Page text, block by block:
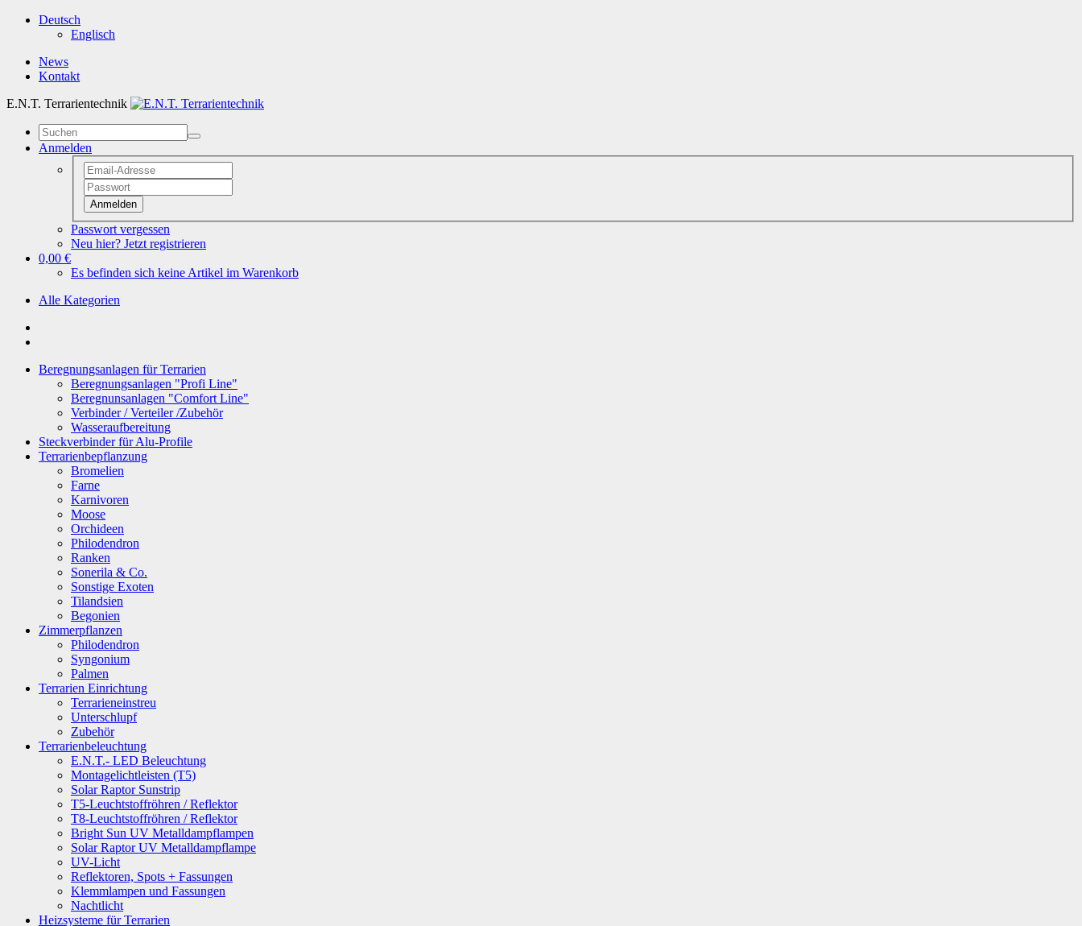
Deutsch
Englisch
News
Kontakt
E.N.T. Terrarientechnik
Anmelden
Anmelden
Passwort vergessen
Neu hier? Jetzt registrieren
0,00 €
Es befinden sich keine Artikel im Warenkorb
Alle Kategorien
Beregnungsanlagen für Terrarien
Beregnungsanlagen "Profi Line"
Beregnunsanlagen "Comfort Line"
Verbinder / Verteiler /Zubehör
Wasseraufbereitung
Steckverbinder für Alu-Profile
Terrarienbepflanzung
Bromelien
Farne
Karnivoren
Moose
Orchideen
Philodendron
Ranken
Sonerila & Co.
Sonstige Exoten
Tilandsien
Begonien
Zimmerpflanzen
Philodendron
Syngonium
Palmen
Terrarien Einrichtung
Terrarieneinstreu
Unterschlupf
Zubehör
Terrarienbeleuchtung
E.N.T.- LED Beleuchtung
Montagelichtleisten (T5)
Solar Raptor Sunstrip
T5-Leuchtstoffröhren / Reflektor
T8-Leuchtstoffröhren / Reflektor
Bright Sun UV Metalldampflampen
Solar Raptor UV Metalldampflampe
UV-Licht
Reflektoren, Spots + Fassungen
Klemmlampen und Fassungen
Nachtlicht
Heizsysteme für Terrarien